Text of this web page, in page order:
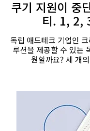
쿠기 지원이 중
티. 1, 2,
독립 애드테크 기업인
루션을 제공할 수 있는
원할까요? 세 개